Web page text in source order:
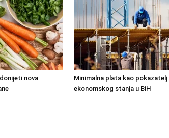
nova
Minimalna plata kao pokazatelj
ekonomskog stanja u BiH